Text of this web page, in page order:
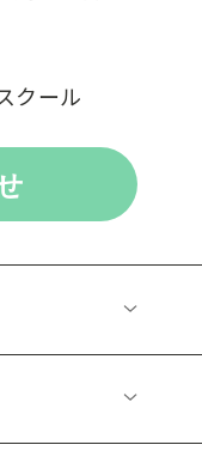
クール